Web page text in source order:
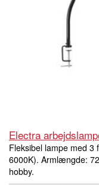
Electra
Fleksibel lampe med 3
6000K). Armlængde:
hobby.